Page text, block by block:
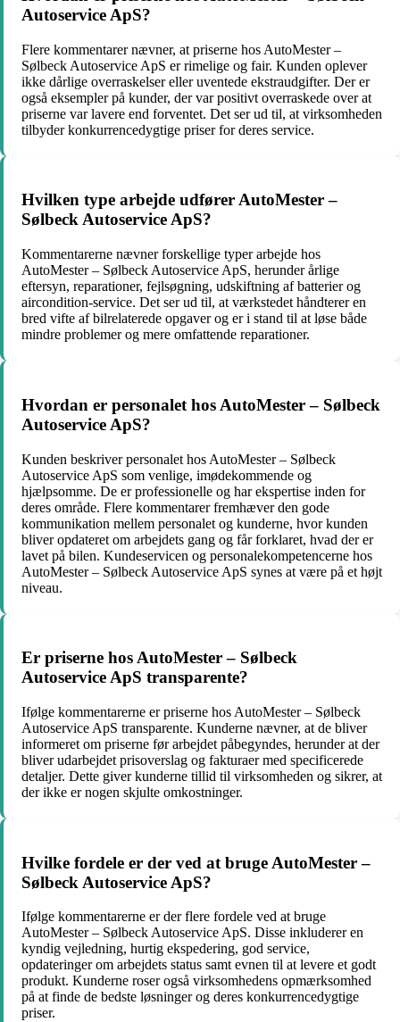
Autoservice ApS?
Flere kommentarer nævner, at priserne hos AutoMester –
Sølbeck Autoservice ApS er rimelige og fair. Kunden oplever
ikke dårlige overraskelser eller uventede ekstraudgifter. Der er
også eksempler på kunder, der var positivt overraskede over at
priserne var lavere end forventet. Det ser ud til, at virksomheden
tilbyder konkurrencedygtige priser for deres service.
Hvilken type arbejde udfører AutoMester –
Sølbeck Autoservice ApS?
Kommentarerne nævner forskellige typer arbejde hos
AutoMester – Sølbeck Autoservice ApS, herunder årlige
eftersyn, reparationer, fejlsøgning, udskiftning af batterier og
aircondition-service. Det ser ud til, at værkstedet håndterer en
bred vifte af bilrelaterede opgaver og er i stand til at løse både
mindre problemer og mere omfattende reparationer.
Hvordan er personalet hos AutoMester – Sølbeck
Autoservice ApS?
Kunden beskriver personalet hos AutoMester – Sølbeck
Autoservice ApS som venlige, imødekommende og
hjælpsomme. De er professionelle og har ekspertise inden for
deres område. Flere kommentarer fremhæver den gode
kommunikation mellem personalet og kunderne, hvor kunden
bliver opdateret om arbejdets gang og får forklaret, hvad der er
lavet på bilen. Kundeservicen og personalekompetencerne hos
AutoMester – Sølbeck Autoservice ApS synes at være på et højt
niveau.
Er priserne hos AutoMester – Sølbeck
Autoservice ApS transparente?
Ifølge kommentarerne er priserne hos AutoMester – Sølbeck
Autoservice ApS transparente. Kunderne nævner, at de bliver
informeret om priserne før arbejdet påbegyndes, herunder at der
bliver udarbejdet prisoverslag og fakturaer med specificerede
detaljer. Dette giver kunderne tillid til virksomheden og sikrer, at
der ikke er nogen skjulte omkostninger.
Hvilke fordele er der ved at bruge AutoMester –
Sølbeck Autoservice ApS?
Ifølge kommentarerne er der flere fordele ved at bruge
AutoMester – Sølbeck Autoservice ApS. Disse inkluderer en
kyndig vejledning, hurtig ekspedering, god service,
opdateringer om arbejdets status samt evnen til at levere et godt
produkt. Kunderne roser også virksomhedens opmærksomhed
på at finde de bedste løsninger og deres konkurrencedygtige
priser.